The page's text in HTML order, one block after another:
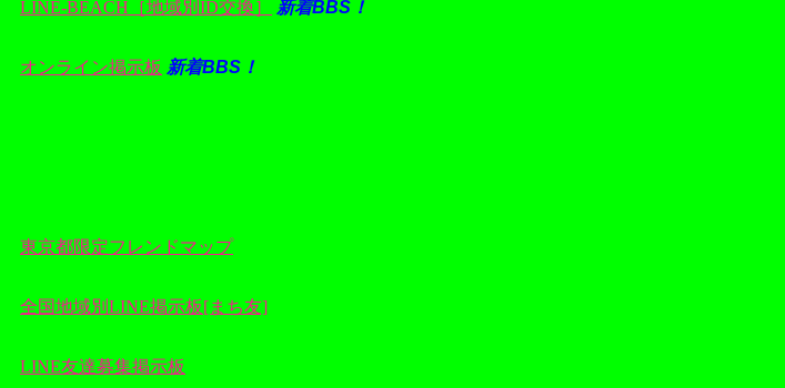
LINE-BEACH［地域別ID交換］ 新着BBS！
オンライン掲示板 新着BBS！
東京都限定フレンドマップ
全国地域別LINE掲示板[まち友]
LINE友達募集掲示板